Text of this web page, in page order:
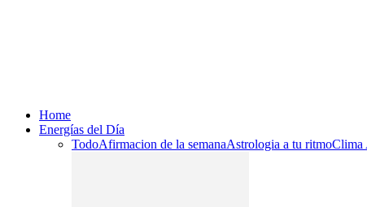
Home
Energías del Día
TodoAfirmacion de la semanaAstrologia a tu ritmoClima